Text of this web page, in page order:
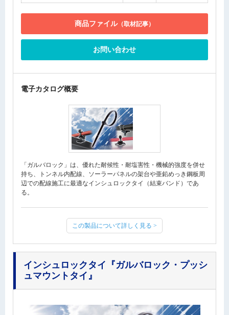
商品ファイル（取材記事）
お問い合わせ
電子カタログ概要
「ガルバロック」は、優れた耐候性・耐塩害性・機械的強度を併せ
持ち、トンネル内配線、ソーラーパネルの架台や亜鉛めっき鋼板周
辺での配線施工に最適なインシュロックタイ（結束バンド）であ
る。
この製品について詳しく見る >
インシュロックタイ 『ガルバロック・プッシ
ュマウントタイ』